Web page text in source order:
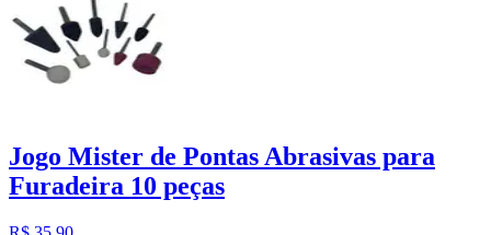
Jogo Mister de Pontas Abrasivas para
Furadeira 10 peças